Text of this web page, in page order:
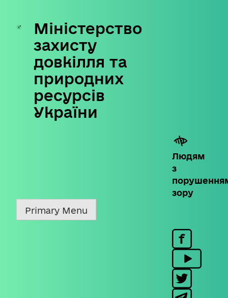
Skip
content
Міністерство
захисту
довкілля та
природних
ресурсів
України
Людям
з
зору
Primary Menu